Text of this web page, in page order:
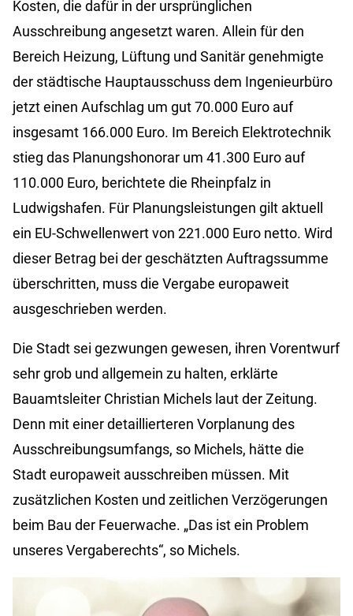
Kosten, die dafür in der ursprünglichen
Ausschreibung angesetzt waren. Allein für den
Bereich Heizung, Lüftung und Sanitär genehmigte
der städtische Hauptausschuss dem Ingenieurbüro
jetzt einen Aufschlag um gut 70.000 Euro auf
insgesamt 166.000 Euro. Im Bereich Elektrotechnik
stieg das Planungshonorar um 41.300 Euro auf
110.000 Euro, berichtete die Rheinpfalz in
Ludwigshafen. Für Planungsleistungen gilt aktuell
ein EU-Schwellenwert von 221.000 Euro netto. Wird
dieser Betrag bei der geschätzten Auftragssumme
überschritten, muss die Vergabe europaweit
ausgeschrieben werden.
Die Stadt sei gezwungen gewesen, ihren Vorentwurf
sehr grob und allgemein zu halten, erklärte
Bauamtsleiter Christian Michels laut der Zeitung.
Denn mit einer detaillierteren Vorplanung des
Ausschreibungsumfangs, so Michels, hätte die
Stadt europaweit ausschreiben müssen. Mit
zusätzlichen Kosten und zeitlichen Verzögerungen
beim Bau der Feuerwache. „Das ist ein Problem
unseres Vergaberechts“, so Michels.